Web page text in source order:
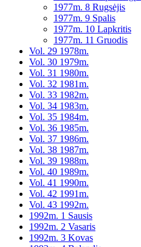
1977m. 8 Rugsėjis
1977m. 9 Spalis
1977m. 10 Lapkritis
1977m. 11 Gruodis
Vol. 29 1978m.
Vol. 30 1979m.
Vol. 31 1980m.
Vol. 32 1981m.
Vol. 33 1982m.
Vol. 34 1983m.
Vol. 35 1984m.
Vol. 36 1985m.
Vol. 37 1986m.
Vol. 38 1987m.
Vol. 39 1988m.
Vol. 40 1989m.
Vol. 41 1990m.
Vol. 42 1991m.
Vol. 43 1992m.
1992m. 1 Sausis
1992m. 2 Vasaris
1992m. 3 Kovas